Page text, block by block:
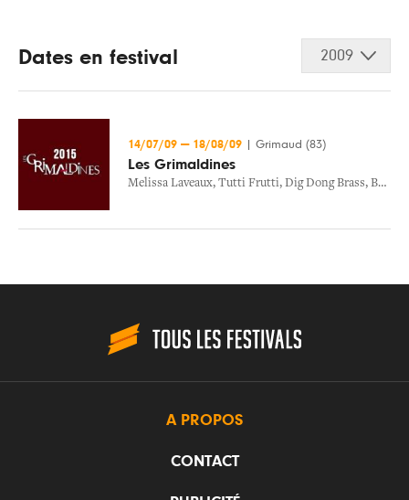
Dates en festival 2009
14/07/09 — 18/08/09 Grimaud (83)
Les Grimaldines
Melissa Laveaux, Tutti Frutti, Dig Dong Brass, Bonga
A PROPOS
CONTACT